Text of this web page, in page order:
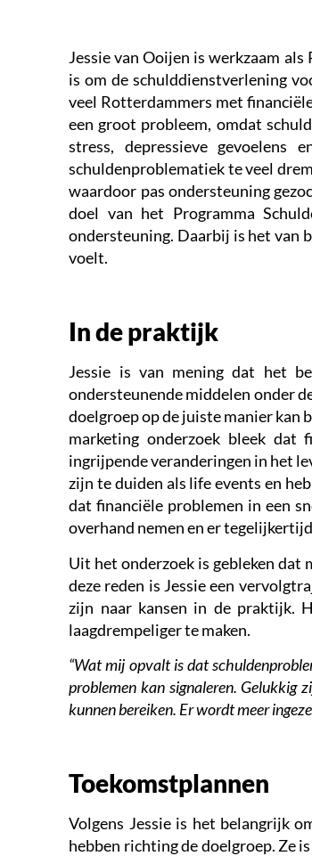
Jessie van Ooijen is werkzaam
is om de schulddienstverlening
veel Rotterdammers met
een groot probleem, omdat
stress, depressieve gevoelens
schuldenproblematiek te veel
waardoor pas ondersteuning
doel van het Programma
ondersteuning. Daarbij is het van
voelt.
In de praktijk
Jessie is van mening dat het
ondersteunende middelen onder
doelgroep op de juiste manier kan
marketing onderzoek bleek dat
ingrijpende veranderingen in het
zijn te duiden als life events en
dat financiële problemen in een
overhand nemen en er
Uit het onderzoek is gebleken dat
deze reden is Jessie een
zijn naar kansen in de praktijk.
laagdrempeliger te maken.
“Wat mij opvalt is dat
problemen kan signaleren. Gelukkig
kunnen bereiken. Er wordt meer
Toekomstplannen
Volgens Jessie is het belangrijk
hebben richting de doelgroep. Ze